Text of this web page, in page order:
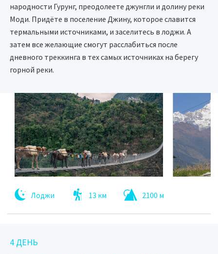
народности Гурунг, преодолеете джунгли и долину реки
Моди. Придёте в поселение Джину, которое славится
термальными источниками, и заселитесь в лоджи. А
затем все желающие смогут расслабиться после
дневного треккинга в тех самых источниках на берегу
горной реки.
Лоджи 13 км 2100 м
4 ДЕНЬ